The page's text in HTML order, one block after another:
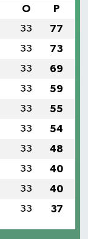
O P
33 77
33 73
33 69
33 59
33 55
33 54
33 48
33 40
33 40
33 37